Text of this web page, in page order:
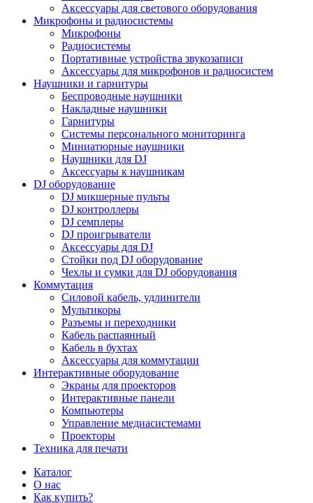
Аксессуары для светового оборудования
Микрофоны и радиосистемы
Микрофоны
Радиосистемы
Портативные устройства звукозаписи
Аксессуары для микрофонов и радиосистем
Наушники и гарнитуры
Беспроводные наушники
Накладные наушники
Гарнитуры
Системы персонального мониторинга
Миниатюрные наушники
Наушники для DJ
Аксессуары к наушникам
DJ оборудование
DJ микшерные пульты
DJ контроллеры
DJ семплеры
DJ проигрыватели
Аксессуары для DJ
Стойки под DJ оборудование
Чехлы и сумки для DJ оборудования
Коммутация
Силовой кабель, удлинители
Мультикоры
Разъемы и переходники
Кабель распаянный
Кабель в бухтах
Аксессуары для коммутации
Интерактивные оборудование
Экраны для проекторов
Интерактивные панели
Компьютеры
Управление медиасистемами
Проекторы
Техника для печати
Каталог
О нас
Как купить?